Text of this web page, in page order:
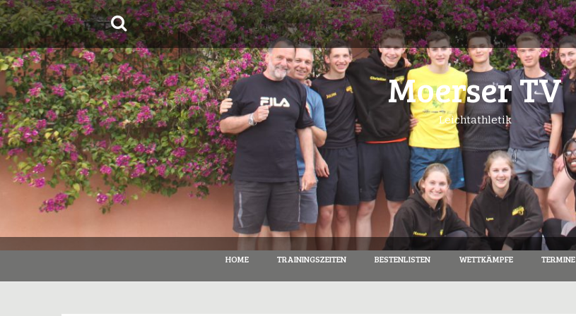
Springe
zum
Inhalt
Moerser TV
Leichtathletik
HOME TRAININGSZEITEN BESTENLISTEN WETTKÄMPFE TERMINE